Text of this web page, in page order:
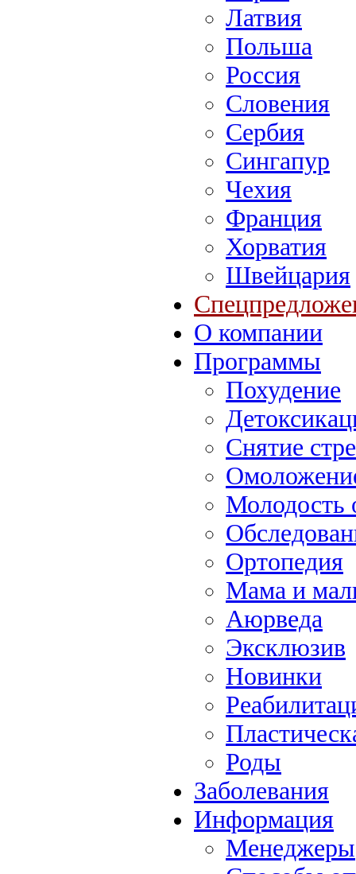
Латвия
Польша
Россия
Словения
Сербия
Сингапур
Чехия
Франция
Хорватия
Швейцария
О компании
Программы
Похудение
Снятие
Молодость
Ортопедия
Мама и
Аюрведа
Эксклюзив
Новинки
Роды
Заболевания
Информация
Менеджеры